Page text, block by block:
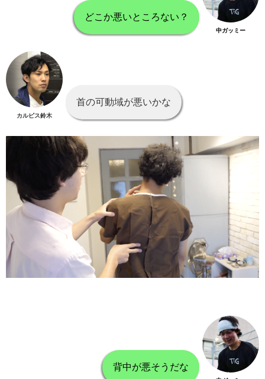
どこか悪いところない？
中ガッミー
カルピス鈴木
首の可動域が悪いかな
背中が悪そうだな